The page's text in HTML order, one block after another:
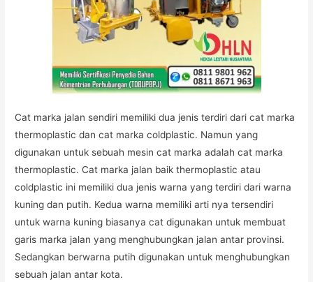
Cat marka jalan sendiri memiliki dua jenis terdiri dari cat marka
thermoplastic dan cat marka coldplastic. Namun yang
digunakan untuk sebuah mesin cat marka adalah cat marka
thermoplastic. Cat marka jalan baik thermoplastic atau
coldplastic ini memiliki dua jenis warna yang terdiri dari warna
kuning dan putih. Kedua warna memiliki arti nya tersendiri
untuk warna kuning biasanya cat digunakan untuk membuat
garis marka jalan yang menghubungkan jalan antar provinsi.
Sedangkan berwarna putih digunakan untuk menghubungkan
sebuah jalan antar kota.